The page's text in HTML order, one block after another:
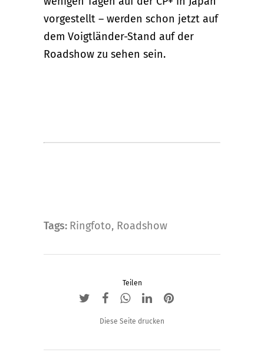
vorgestellt – werden schon jetzt auf
dem Voigtländer-Stand auf der
Roadshow zu sehen sein.
Tags: Ringfoto, Roadshow
Teilen
Diese Seite drucken